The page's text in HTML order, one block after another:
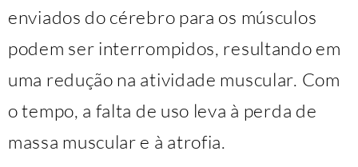
enviados do cérebro para os músculos
podem ser interrompidos, resultando em
uma redução na atividade muscular. Com
o tempo, a falta de uso leva à perda de
massa muscular e à atrofia.